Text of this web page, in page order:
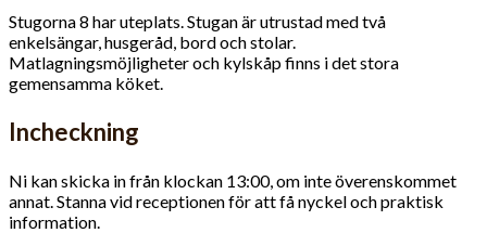
Stugorna 8 har uteplats. Stugan är utrustad med två
enkelsängar, husgeråd, bord och stolar.
Matlagningsmöjligheter och kylskåp finns i det stora
gemensamma köket.
Incheckning
Ni kan skicka in från klockan 13:00, om inte överenskommet
annat. Stanna vid receptionen för att få nyckel och praktisk
information.